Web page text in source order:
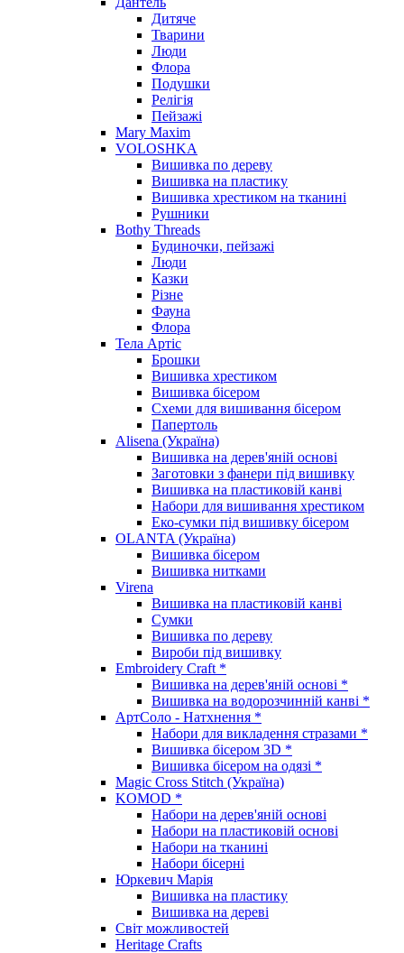
Дитяче
Тварини
Люди
Флора
Подушки
Релігія
Пейзажі
Mary Maxim
VOLOSHKA
Вишивка по дереву
Вишивка на пластику
Вишивка хрестиком на тканині
Рушники
Bothy Threads
Будиночки, пейзажі
Люди
Казки
Різне
Фауна
Флора
Тела Артіс
Брошки
Вишивка хрестиком
Вишивка бісером
Схеми для вишивання бісером
Папертоль
Alisena (Україна)
Вишивка на дерев'яній основі
Заготовки з фанери під вишивку
Вишивка на пластиковій канві
Набори для вишивання хрестиком
Еко-сумки під вишивку бісером
OLANTA (Україна)
Вишивка бісером
Вишивка нитками
Virena
Вишивка на пластиковій канві
Сумки
Вишивка по дереву
Вироби під вишивку
Embroidery Craft *
Вишивка на дерев'яній основі *
Вишивка на водорозчинній канві *
АртСоло - Натхнення *
Набори для викладення стразами *
Вишивка бісером 3D *
Вишивка бісером на одязі *
Magic Cross Stitch (Україна)
KOMOD *
Набори на дерев'яній основі
Набори на пластиковій основі
Набори на тканині
Набори бісерні
Юркевич Марія
Вишивка на пластику
Вишивка на дереві
Світ можливостей
Heritage Crafts